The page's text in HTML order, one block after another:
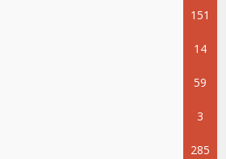
151
14
59
3
285